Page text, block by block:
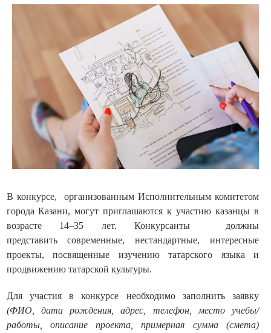
В конкурсе, организованным Исполнительным комитетом
города Казани, могут приглашаются к участию казанцы в
возрасте 14–35 лет. Конкурсанты должны
представить современные, нестандартные, интересные
проекты, посвященные изучению татарского языка и
продвижению татарской культуры.
Для участия в конкурсе необходимо заполнить заявку
(ФИО, дата рождения, адрес, телефон, место учебы/
работы, описание проекта, примерная сумма (смета)